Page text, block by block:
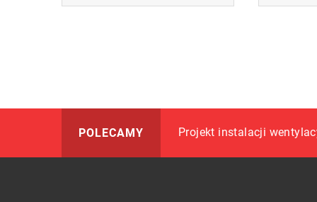
POLECAMY Jakie korzyści płyną z
Projekt instalacji
Jak zapewnić